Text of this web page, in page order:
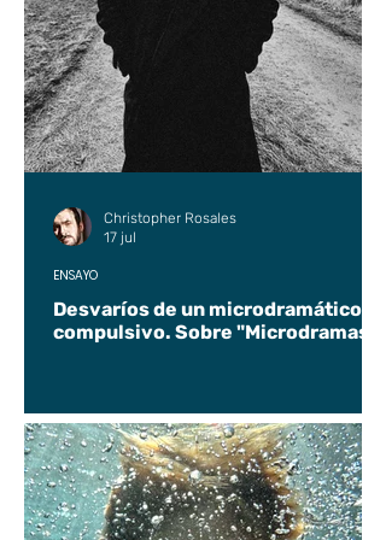
Desvaríos de un microdramático
compulsivo. Sobre "Microdramas".
ENSAYO
Christopher Rosales
17 jul